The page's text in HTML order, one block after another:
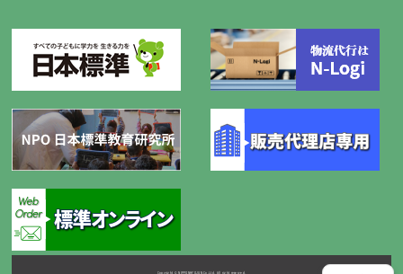
Copyright © NIPPONHYOJUN Co.Ltd. All right reserved.